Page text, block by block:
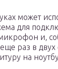
может
для
и,
раз в двух
на